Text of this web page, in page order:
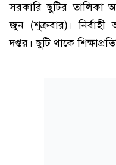
সরকারি ছুটির তালিকা
জুন (শুক্রবার)।
দপ্তর। ছুটি থাকে